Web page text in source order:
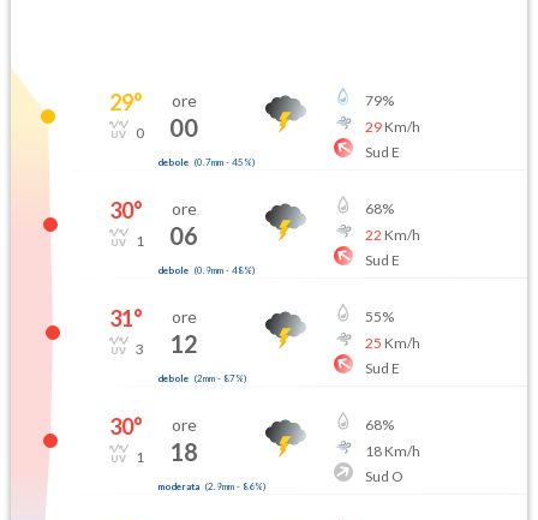
29°
0
ore
00
debole (0.7mm- 45 %)
79%
29Km/h
Sud E
30°
1
ore
06
debole (0.9mm- 48%)
68%
22 Km/h
Sud E
31°
3
ore
12
debole (2mm- 87%)
55%
25 Km/h
Sud E
30°
1
ore
18
moderata (2.9mm- 86%)
68%
18Km/h
Sud O